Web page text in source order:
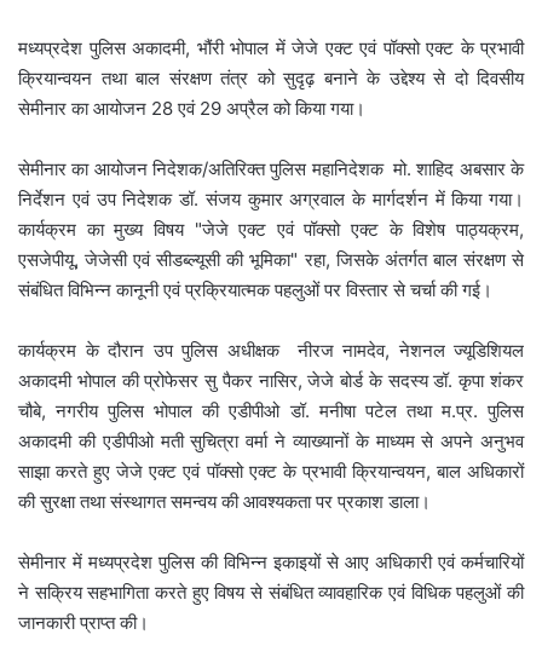
मध्यप्रदेश पुलिस अकादमी, भौंरी भोपाल में जेजे एक्ट एवं पॉक्सो एक्ट के प्रभावी
क्रियान्वयन तथा बाल संरक्षण तंत्र को सुदृढ़ बनाने के उद्देश्य से दो दिवसीय
सेमीनार का आयोजन 28 एवं 29 अप्रैल को किया गया।
सेमीनार का आयोजन निदेशक/अतिरिक्त पुलिस महानिदेशक मो. शाहिद अबसार के
निर्देशन एवं उप निदेशक डॉ. संजय कुमार अग्रवाल के मार्गदर्शन में किया गया।
कार्यक्रम का मुख्य विषय "जेजे एक्ट एवं पॉक्सो एक्ट के विशेष पाठ्यक्रम,
एसजेपीयू, जेजेसी एवं सीडब्ल्यूसी की भूमिका" रहा, जिसके अंतर्गत बाल संरक्षण से
संबंधित विभिन्न कानूनी एवं प्रक्रियात्मक पहलुओं पर विस्तार से चर्चा की गई।
कार्यक्रम के दौरान उप पुलिस अधीक्षक नीरज नामदेव, नेशनल ज्यूडिशियल
अकादमी भोपाल की प्रोफेसर सु पैकर नासिर, जेजे बोर्ड के सदस्य डॉ. कृपा शंकर
चौबे, नगरीय पुलिस भोपाल की एडीपीओ डॉ. मनीषा पटेल तथा म.प्र. पुलिस
अकादमी की एडीपीओ मती सुचित्रा वर्मा ने व्याख्यानों के माध्यम से अपने अनुभव
साझा करते हुए जेजे एक्ट एवं पॉक्सो एक्ट के प्रभावी क्रियान्वयन, बाल अधिकारों
की सुरक्षा तथा संस्थागत समन्वय की आवश्यकता पर प्रकाश डाला।
सेमीनार में मध्यप्रदेश पुलिस की विभिन्न इकाइयों से आए अधिकारी एवं कर्मचारियों
ने सक्रिय सहभागिता करते हुए विषय से संबंधित व्यावहारिक एवं विधिक पहलुओं की
जानकारी प्राप्त की।